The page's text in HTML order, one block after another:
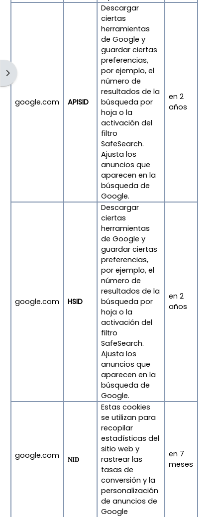
Obre el calaix de blocs
google.com APISID
Descargar
ciertas
herramientas
de Google y
guardar ciertas
preferencias,
por ejemplo, el
número de
resultados de la
búsqueda por
hoja o la
activación del
filtro
SafeSearch.
Ajusta los
anuncios que
aparecen en la
búsqueda de
Google.
en 2
años
google.com HSID
Descargar
ciertas
herramientas
de Google y
guardar ciertas
preferencias,
por ejemplo, el
número de
resultados de la
búsqueda por
hoja o la
activación del
filtro
SafeSearch.
Ajusta los
anuncios que
aparecen en la
búsqueda de
Google.
en 2
años
google.com NID
Estas cookies
se utilizan para
recopilar
estadísticas del
sitio web y
rastrear las
tasas de
conversión y la
personalización
de anuncios de
Google
en 7
meses